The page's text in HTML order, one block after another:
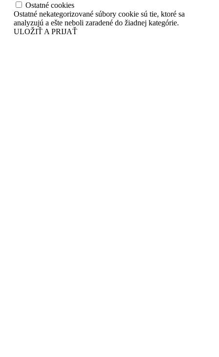
Ostatné cookies
Ostatné nekategorizované súbory cookie sú tie, ktoré sa
analyzujú a ešte neboli zaradené do žiadnej kategórie.
ULOŽIŤ A PRIJAŤ